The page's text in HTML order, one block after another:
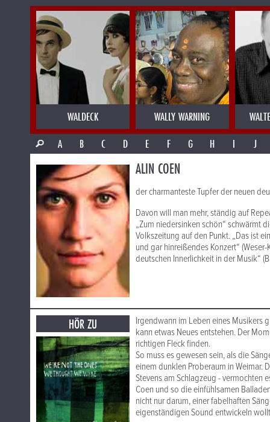
WALDECK WALLY WARNING
A
B C D E F G H I J
ALIN COEN
der charmanteste Tupfer der neuen
Davon will man mehr, ständig auf
„Zum niedersinken schön“ schwärmt
Volkszeitung auf den Punkt. „Das ist
und gar hinreißendes Konzert“
deutschen Innerlichkeit in der Musik“
HÖR ZU
Irgendwann im Leben eines Musikers
kann etwas Neues entstehen. Der
richtigen Fleck finden.
So muss es gewesen sein, als die
einem dunklen Proberaum in Weimar.
Stevens am Schlagzeug - vermochten
Coen und so die einfühlsamen
nicht nur darum, einer fabelhaften
eigenständigen Sound entwickeln